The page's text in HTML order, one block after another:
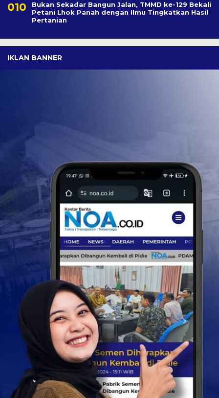
Bukan Sekadar Bangun Jalan, TMMD ke-129 Bekali
Petani Lhok Panah dengan Ilmu Tingkatkan Hasil
Pertanian
IKLAN BANNER